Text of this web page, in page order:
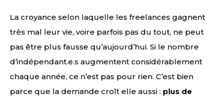
La croyance selon laquelle les freelances gagnent
très mal leur vie, voire parfois pas du tout, ne peut
pas être plus fausse qu’aujourd’hui. Si le nombre
d’indépendant.e.s augmentent considérablement
chaque année, ce n’est pas pour rien. C’est bien
parce que la demande croît elle aussi : plus de